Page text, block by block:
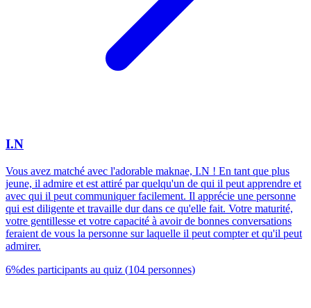
I.N
Vous avez matché avec l'adorable maknae, I.N ! En tant que plus
jeune, il admire et est attiré par quelqu'un de qui il peut apprendre et
avec qui il peut communiquer facilement. Il apprécie une personne
qui est diligente et travaille dur dans ce qu'elle fait. Votre maturité,
votre gentillesse et votre capacité à avoir de bonnes conversations
feraient de vous la personne sur laquelle il peut compter et qu'il peut
admirer.
6%des participants au quiz (104 personnes)